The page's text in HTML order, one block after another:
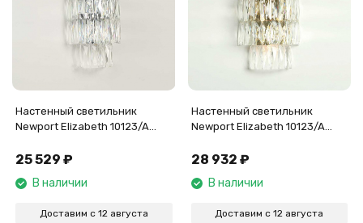
Настенный светильник
Newport Elizabeth 10123/A
25 529 ₽
В наличии
Доставим с 12 августа
Настенный светильник
Newport Elizabeth 10123/A
28 932 ₽
В наличии
Доставим с 12 августа